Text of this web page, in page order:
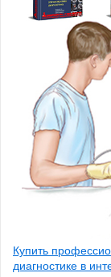
Купить
диагностике в